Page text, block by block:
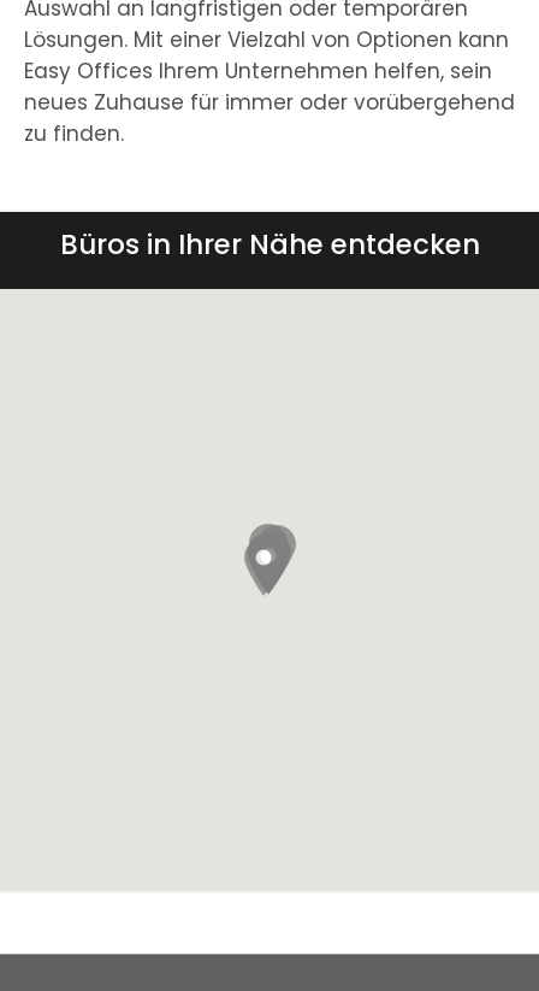
Auswahl an langfristigen oder temporären
Lösungen. Mit einer Vielzahl von Optionen kann
Easy Offices Ihrem Unternehmen helfen, sein
neues Zuhause für immer oder vorübergehend
zu finden.
Büros in Ihrer Nähe entdecken